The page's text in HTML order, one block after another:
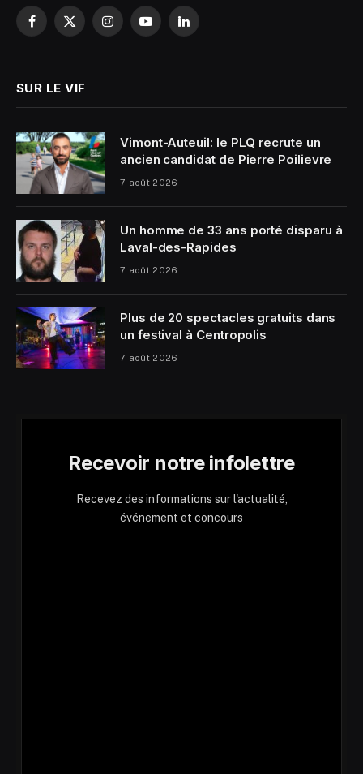
Facebook
X
InstagramYouTubeLinkedIn
SUR LE VIF
Vimont-Auteuil: le PLQ recrute un
ancien candidat de Pierre Poilievre
7 août 2026
Un homme de 33 ans porté disparu à
Laval-des-Rapides
7 août 2026
Plus de 20 spectacles gratuits dans
un festival à Centropolis
7 août 2026
Recevoir notre infolettre
Recevez des informations sur l'actualité,
événement et concours